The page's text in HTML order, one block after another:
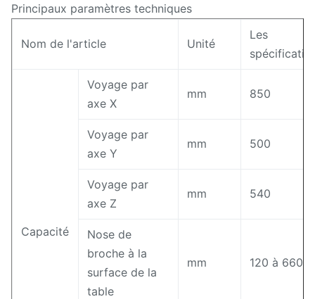
Principaux paramètres techniques
Nom de l'article Unité
Les
Capacité
Voyage par
axe X
mm 850
Voyage par
axe Y
mm 500
Voyage par
axe Z
mm 540
Nose de
broche à la
surface de la
table
mm 120 à 660